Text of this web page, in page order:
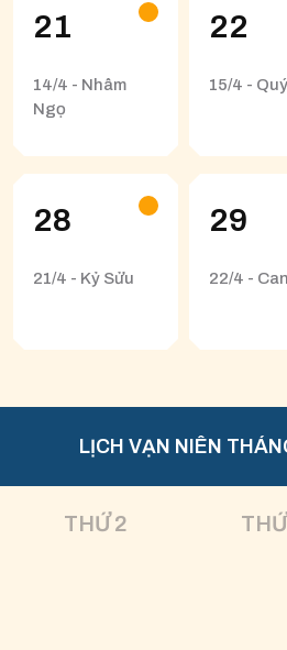
21
14/4 - Nhâm
Ngọ
22
15/4 -
28
21/4 - Kỷ Sửu
29
22/4 -
LỊCH VẠN NIÊN
THỨ 2